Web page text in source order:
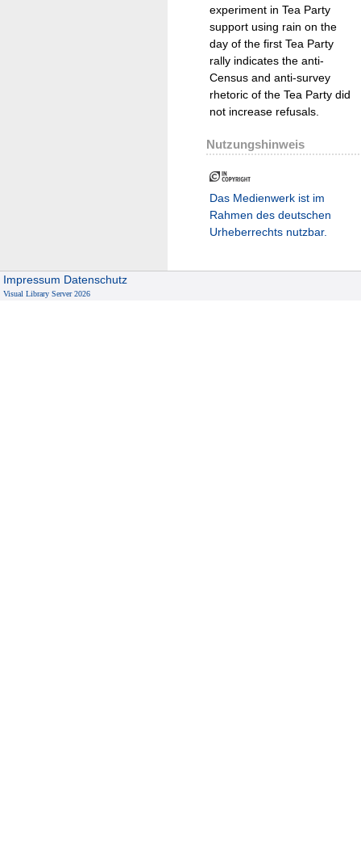
experiment in Tea Party
support using rain on the
day of the first Tea Party
rally indicates the anti-
Census and anti-survey
rhetoric of the Tea Party did
not increase refusals.
Nutzungshinweis
Das Medienwerk ist im
Rahmen des deutschen
Urheberrechts nutzbar.
Impressum Datenschutz
Visual Library Server 2026